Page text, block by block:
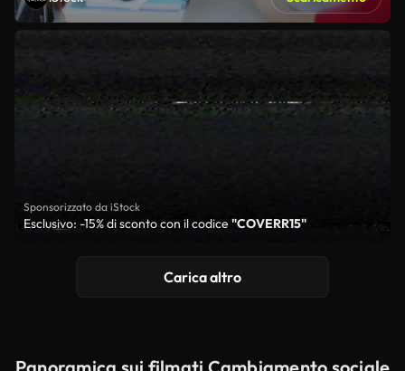
Sponsorizzato da iStock
Esclusivo: -15% di sconto con il codice "COVERR15"
Carica altro